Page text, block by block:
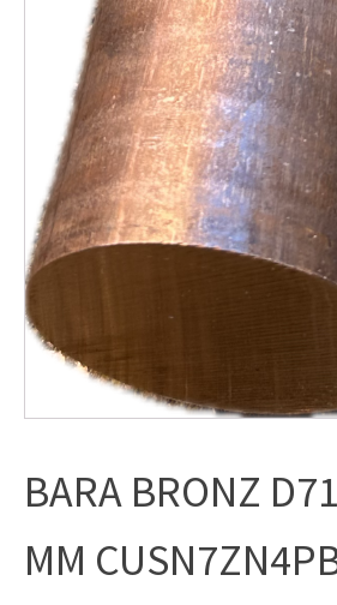
BARA BRONZ
MM